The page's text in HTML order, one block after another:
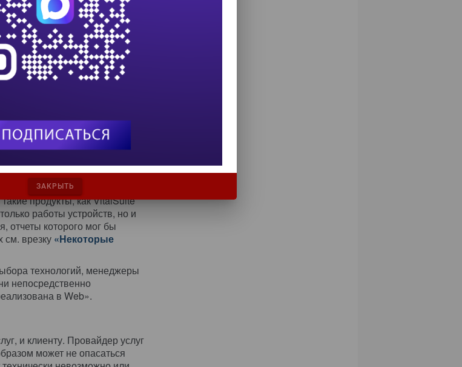
Часто администратор
поэтому все должно
утверждают, что
конечному
в день круглый год,
что сеть работает медленно.
что все прекрасно (и, с
пользователи ощущают на
Сеть, кабели,
между собой, и, хотя каждый
для слежения за тем,
нельзя получить посредством
продукты, как VitalSuite
работы устройств, но и
которого мог бы
см. врезку «Некоторые
технологий, менеджеры
непосредственно
в Web».
и клиенту. Провайдер услуг
может не опасаться
ЗАКРЫТЬ